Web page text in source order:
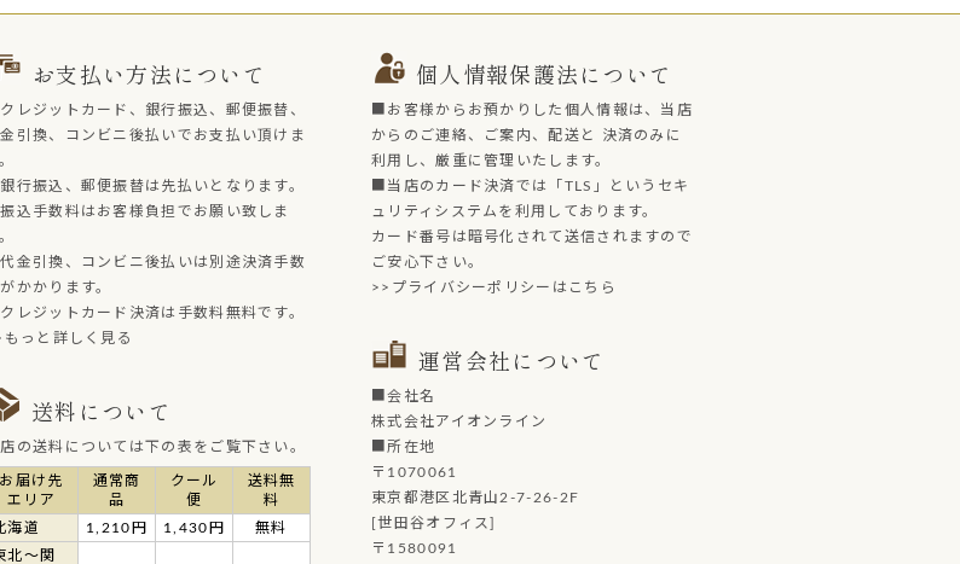
お支払い方法について
レジットカード、銀行振込、郵便振替、
引換、コンビニ後払いでお支払い頂けま
行振込、郵便振替は先払いとなります。
込手数料はお客様負担でお願い致しま
金引換、コンビニ後払いは別途決済手数
かかります。
レジットカード決済は手数料無料です。
もっと詳しく見る
送料について
の送料については下の表をご覧下さい。
お届け先
エリア
通常商
品
クール
便
送料無
料
海道
1,210円 1,430円
無料
北～関
個人情報保護法について
■お客様からお預かりした個人情報は、当店
からのご連絡、ご案内、配送と 決済のみに
利用し、厳重に管理いたします。
■当店のカード決済では「TLS」というセキ
ュリティシステムを利用しております。
カード番号は暗号化されて送信されますので
ご安心下さい。
>>プライバシーポリシーはこちら
運営会社について
■会社名
株式会社アイオンライン
■所在地
〒1070061
東京都港区北青山2-7-26-2F
[世田谷オフィス]
〒1580091